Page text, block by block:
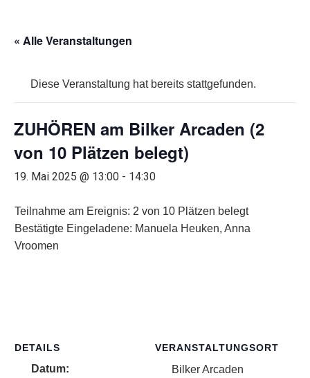
« Alle Veranstaltungen
Diese Veranstaltung hat bereits stattgefunden.
ZUHÖREN am Bilker Arcaden (2
von 10 Plätzen belegt)
19. Mai 2025 @ 13:00 - 14:30
Teilnahme am Ereignis: 2 von 10 Plätzen belegt
Bestätigte Eingeladene: Manuela Heuken, Anna
Vroomen
DETAILS
Datum:
VERANSTALTUNGSORT
Bilker Arcaden